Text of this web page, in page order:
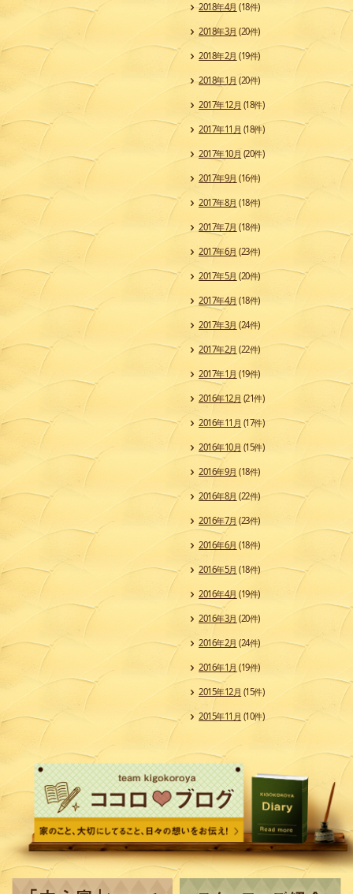
2018年4月 (18件)
2018年3月 (20件)
2018年2月 (19件)
2018年1月 (20件)
2017年12月 (18件)
2017年11月 (18件)
2017年10月 (20件)
2017年9月 (16件)
2017年8月 (18件)
2017年7月 (18件)
2017年6月 (23件)
2017年5月 (20件)
2017年4月 (18件)
2017年3月 (24件)
2017年2月 (22件)
2017年1月 (19件)
2016年12月 (21件)
2016年11月 (17件)
2016年10月 (15件)
2016年9月 (18件)
2016年8月 (22件)
2016年7月 (23件)
2016年6月 (18件)
2016年5月 (18件)
2016年4月 (19件)
2016年3月 (20件)
2016年2月 (24件)
2016年1月 (19件)
2015年12月 (15件)
2015年11月 (10件)